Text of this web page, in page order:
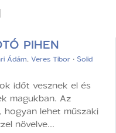
PIHEN
Ádám,Veres Tibor · Solid
időt vesznek el és
magukban. Az
hogyan lehet műszaki
növelve...